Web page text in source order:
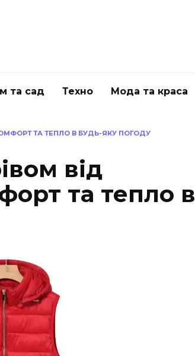
та сад Техно Мода та краса
ТА ТЕПЛО В БУДЬ-ЯКУ ПОГОДУ
від
та тепло в